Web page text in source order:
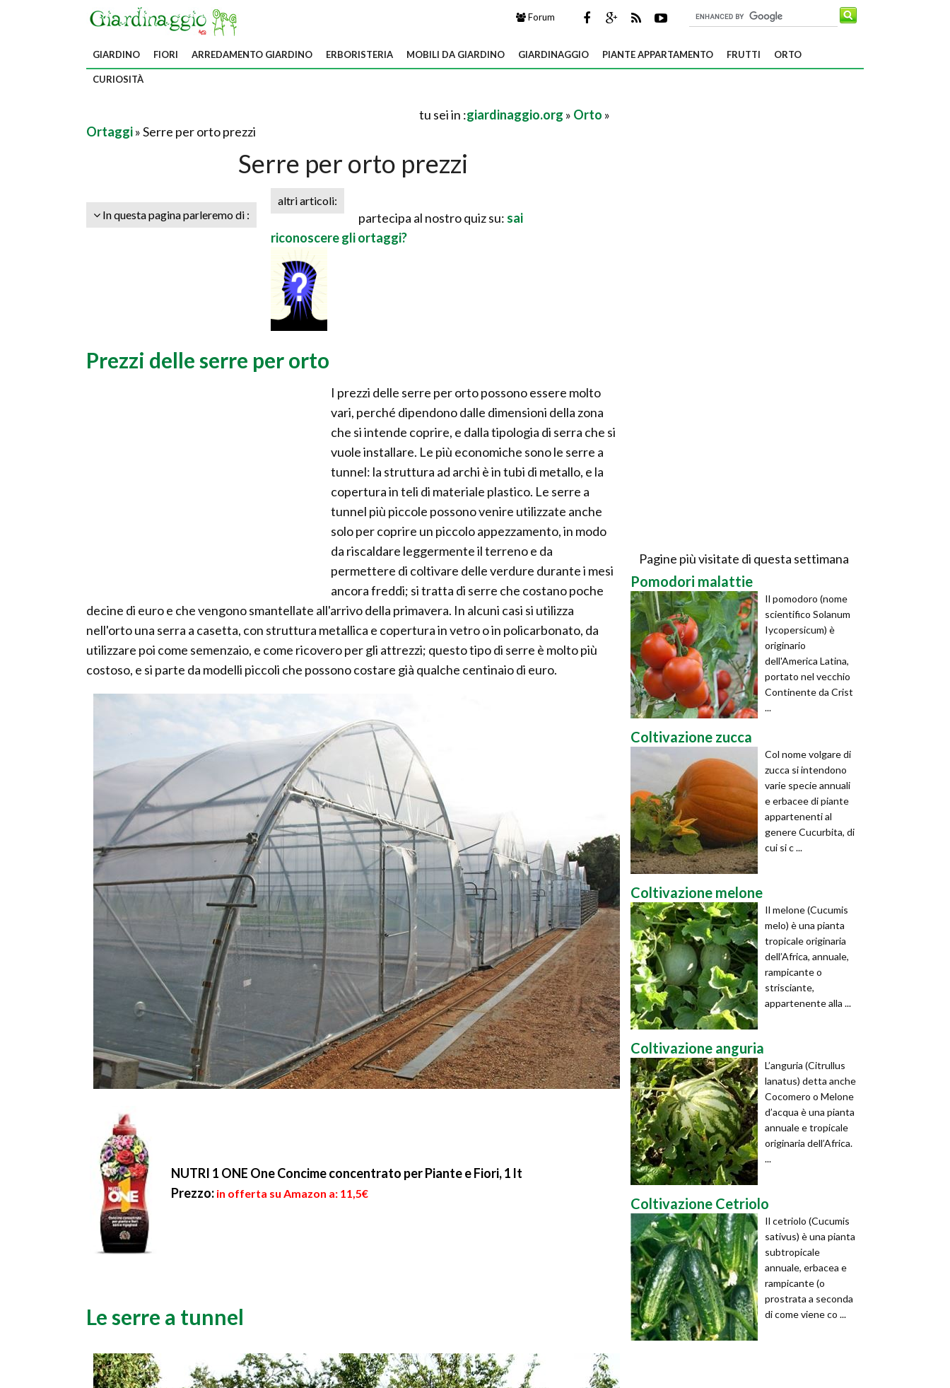
Forum
GIARDINO FIORI ARREDAMENTO GIARDINO ERBORISTERIA MOBILI DA GIARDINO GIARDINAGGIO PIANTE APPARTAMENTO FRUTTI ORTO
CURIOSITÀ
tu sei in :giardinaggio.org » Orto »
Ortaggi» Serre per orto prezzi
Serre per orto prezzi
In questa pagina parleremo di :
altri articoli:
partecipa al nostro quiz su: sai
riconoscere gli ortaggi?
Prezzi delle serre per orto
I prezzi delle serre per orto possono essere molto
vari, perché dipendono dalle dimensioni della zona
che si intende coprire, e dalla tipologia di serra che si
vuole installare. Le più economiche sono le serre a
tunnel: la struttura ad archi è in tubi di metallo, e la
copertura in teli di materiale plastico. Le serre a
tunnel più piccole possono venire utilizzate anche
solo per coprire un piccolo appezzamento, in modo
da riscaldare leggermente il terreno e da
permettere di coltivare delle verdure durante i mesi
ancora freddi; si tratta di serre che costano poche
decine di euro e che vengono smantellate all'arrivo della primavera. In alcuni casi si utilizza
nell'orto una serra a casetta, con struttura metallica e copertura in vetro o in policarbonato, da
utilizzare poi come semenzaio, e come ricovero per gli attrezzi; questo tipo di serre è molto più
costoso, e si parte da modelli piccoli che possono costare già qualche centinaio di euro.
NUTRI 1 ONE One Concime concentrato per Piante e Fiori, 1 lt
Prezzo: in offerta su Amazon a: 11,5€
Le serre a tunnel
Pagine più visitate di questa settimana
Pomodori malattie
Il pomodoro (nome
scientifico Solanum
Iycopersicum) è
originario
dell'America Latina,
portato nel vecchio
Continente da Crist
...
Coltivazione zucca
Col nome volgare di
zucca si intendono
varie specie annuali
e erbacee di piante
appartenenti al
genere Cucurbita, di
cui si c ...
Coltivazione melone
Il melone (Cucumis
melo) è una pianta
tropicale originaria
dell’Africa, annuale,
rampicante o
strisciante,
appartenente alla ...
Coltivazione anguria
L’anguria (Citrullus
lanatus) detta anche
Cocomero o Melone
d’acqua è una pianta
annuale e tropicale
originaria dell’Africa.
...
Coltivazione Cetriolo
Il cetriolo (Cucumis
sativus) è una pianta
subtropicale
annuale, erbacea e
rampicante (o
prostrata a seconda
di come viene co ...